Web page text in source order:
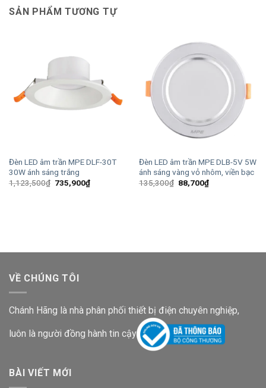
SẢN PHẨM TƯƠNG TỰ
Đèn LED âm trần MPE DLF-30T
30W ánh sáng trắng
1,123,500₫ Giá
735,900₫Giá
hiện
Đèn LED âm trần MPE DLB-5V 5W
ánh sáng vàng vỏ nhôm, viền bạc
135,300₫ Giá
gốc
88,700₫Giá
hiện
VỀ CHÚNG TÔI
Chánh Hãng là nhà phân phối thiết bị điện chuyên nghiệp,
luôn là người đồng hành tin cậy
BÀI VIẾT MỚI